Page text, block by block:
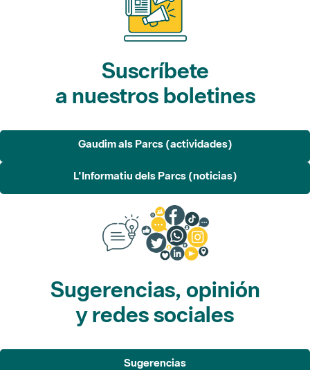
Suscríbete
a nuestros boletines
Gaudim als Parcs (actividades)
L'Informatiu dels Parcs (noticias)
Sugerencias, opinión
y redes sociales
Sugerencias